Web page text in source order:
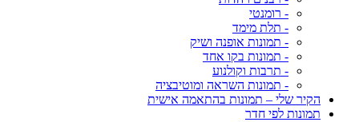
- רומנטי
- תלת מימד
- תמונות אופנה ושיק
- תמונות בקו אחד
- תרבות וקולנוע
- תמונות השראה ומוטיבציה
הקיר שלי – תמונות בהתאמה אישית
תמונות לפי חדר